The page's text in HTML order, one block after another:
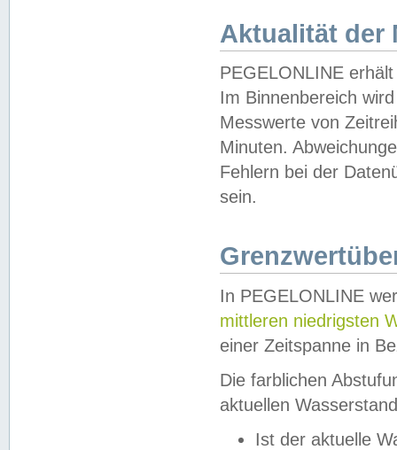
Aktualität der
PEGELONLINE
Im Binnenbereich
Messwerte von
Minuten.
Fehlern bei der
sein.
In PEGELONLINE
mittleren niedrigsten
einer Zeitspanne in
Die farblichen
aktuellen
Ist der aktuelle